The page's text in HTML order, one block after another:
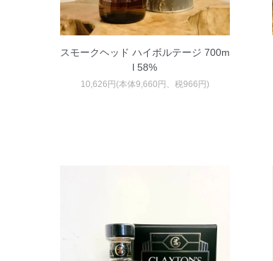
スモークヘッド ハイボルテージ 700m
l 58%
10,626円(本体9,660円、税966円)